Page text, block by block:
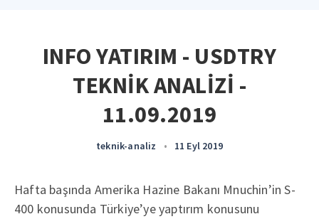
INFO YATIRIM - USDTRY
TEKNİK ANALİZİ -
11.09.2019
teknik-analiz • 11 Eyl 2019
Hafta başında Amerika Hazine Bakanı Mnuchin’in S-
400 konusunda Türkiye’ye yaptırım konusunu